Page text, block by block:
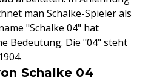
man Schalke-Spieler als
"Schalke 04" hat
Bedeutung. Die "04" steht
Schalke 04